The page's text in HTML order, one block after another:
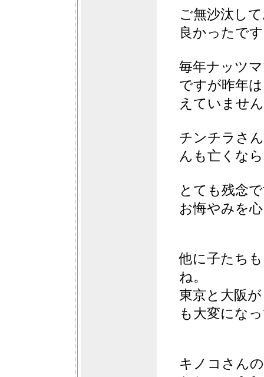
ご無沙汰し
良かったで
毎年ナッツ
ですが昨年
えていませ
チンチラさ
んも亡くな
とても残念
お悔やみを
他に子たち
ね。
東京と大阪
も大変にな
キノコさん